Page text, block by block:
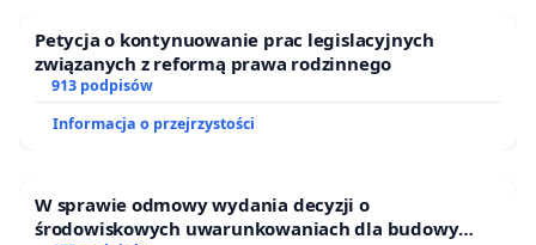
Petycja o kontynuowanie prac legislacyjnych
związanych z reformą prawa rodzinnego
913 podpisów
Informacja o przejrzystości
W sprawie odmowy wydania decyzji o
środowiskowych uwarunkowaniach dla budowy